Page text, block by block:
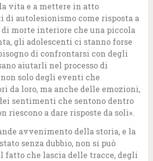
vita e a mettere in atto
di autolesionismo come risposta a
morte interiore che una piccola
gli adolescenti ci stanno forse
di confrontarsi con degli
aiutarli nel processo di
solo degli eventi che
da loro, ma anche delle emozioni,
sentimenti che sentono dentro
riescono a dare risposte da soli».
avvenimento della storia, e la
senza dubbio, non si può
fatto che lascia delle tracce, degli